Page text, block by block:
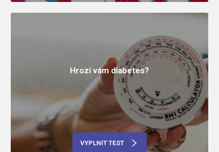
Hrozí vám diabetes?
VYPLNIT TEST